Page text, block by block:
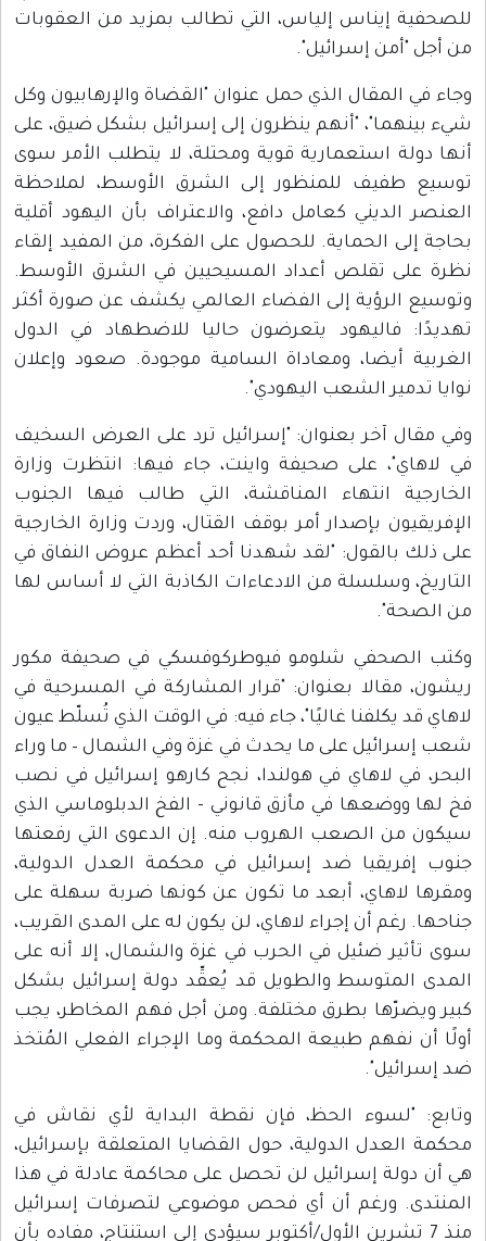
للصحفية إيناس إلياس، التي تطالب بمزيد من العقوبات
من أجل "أمن إسرائيل".
وجاء في المقال الذي حمل عنوان "القضاة والإرهابيون وكل
شيء بينهما"، "أنهم ينظرون إلى إسرائيل بشكل ضيق، على
أنها دولة استعمارية قوية ومحتلة، لا يتطلب الأمر سوى
توسيع طفيف للمنظور إلى الشرق الأوسط، لملاحظة
العنصر الديني كعامل دافع، والاعتراف بأن اليهود أقلية
بحاجة إلى الحماية. للحصول على الفكرة، من المفيد إلقاء
نظرة على تقلص أعداد المسيحيين في الشرق الأوسط.
وتوسيع الرؤية إلى الفضاء العالمي يكشف عن صورة أكثر
تهديدًا: فاليهود يتعرضون حاليا للاضطهاد في الدول
الغربية أيضا، ومعاداة السامية موجودة. صعود وإعلان
نوايا تدمير الشعب اليهودي".
وفي مقال آخر بعنوان: "إسرائيل ترد على العرض السخيف
في لاهاي"، على صحيفة واينت، جاء فيها: انتظرت وزارة
الخارجية انتهاء المناقشة، التي طالب فيها الجنوب
الإفريقيون بإصدار أمر بوقف القتال، وردت وزارة الخارجية
على ذلك بالقول: "لقد شهدنا أحد أعظم عروض النفاق في
التاريخ، وسلسلة من الادعاءات الكاذبة التي لا أساس لها
من الصحة".
وكتب الصحفي شلومو فيوطركوفسكي في صحيفة مكور
ريشون، مقالا بعنوان: "قرار المشاركة في المسرحية في
لاهاي قد يكلفنا غاليًا"، جاء فيه: في الوقت الذي تُسلّط عيون
شعب إسرائيل على ما يحدث في غزة وفي الشمال – ما وراء
البحر، في لاهاي في هولندا، نجح كارهو إسرائيل في نصب
فخ لها ووضعها في مأزق قانوني - الفخ الدبلوماسي الذي
سيكون من الصعب الهروب منه. إن الدعوى التي رفعتها
جنوب إفريقيا ضد إسرائيل في محكمة العدل الدولية،
ومقرها لاهاي، أبعد ما تكون عن كونها ضربة سهلة على
جناحها. رغم أن إجراء لاهاي، لن يكون له على المدى القريب،
سوى تأثير ضئيل في الحرب في غزة والشمال، إلا أنه على
المدى المتوسط والطويل قد يُعقِّد دولة إسرائيل بشكل
كبير ويضرّها بطرق مختلفة. ومن أجل فهم المخاطر، يجب
أولًا أن نفهم طبيعة المحكمة وما الإجراء الفعلي المُتخذ
ضد إسرائيل".
وتابع: "لسوء الحظ، فإن نقطة البداية لأي نقاش في
محكمة العدل الدولية، حول القضايا المتعلقة بإسرائيل،
هي أن دولة إسرائيل لن تحصل على محاكمة عادلة في هذا
المنتدى. ورغم أن أي فحص موضوعي لتصرفات إسرائيل
منذ 7 تشرين الأول/أكتوبر سيؤدي إلى استنتاج، مفاده بأن